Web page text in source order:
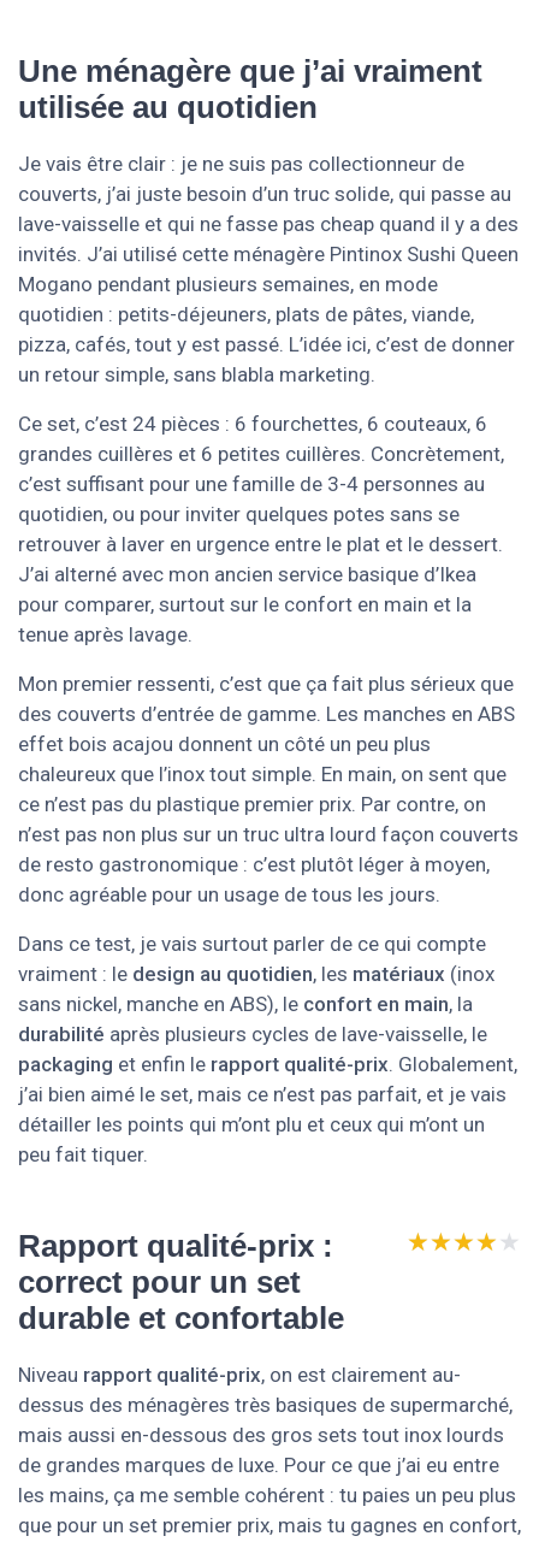
Une ménagère que j’ai vraiment
utilisée au quotidien
Je vais être clair : je ne suis pas collectionneur de
couverts, j’ai juste besoin d’un truc solide, qui passe au
lave-vaisselle et qui ne fasse pas cheap quand il y a des
invités. J’ai utilisé cette ménagère Pintinox Sushi Queen
Mogano pendant plusieurs semaines, en mode
quotidien : petits-déjeuners, plats de pâtes, viande,
pizza, cafés, tout y est passé. L’idée ici, c’est de donner
un retour simple, sans blabla marketing.
Ce set, c’est 24 pièces : 6 fourchettes, 6 couteaux, 6
grandes cuillères et 6 petites cuillères. Concrètement,
c’est suffisant pour une famille de 3-4 personnes au
quotidien, ou pour inviter quelques potes sans se
retrouver à laver en urgence entre le plat et le dessert.
J’ai alterné avec mon ancien service basique d’Ikea
pour comparer, surtout sur le confort en main et la
tenue après lavage.
Mon premier ressenti, c’est que ça fait plus sérieux que
des couverts d’entrée de gamme. Les manches en ABS
effet bois acajou donnent un côté un peu plus
chaleureux que l’inox tout simple. En main, on sent que
ce n’est pas du plastique premier prix. Par contre, on
n’est pas non plus sur un truc ultra lourd façon couverts
de resto gastronomique : c’est plutôt léger à moyen,
donc agréable pour un usage de tous les jours.
Dans ce test, je vais surtout parler de ce qui compte
vraiment : le design au quotidien, les matériaux (inox
sans nickel, manche en ABS), le confort en main, la
durabilité après plusieurs cycles de lave-vaisselle, le
packaging et enfin le rapport qualité-prix. Globalement,
j’ai bien aimé le set, mais ce n’est pas parfait, et je vais
détailler les points qui m’ont plu et ceux qui m’ont un
peu fait tiquer.
Rapport qualité-prix :
correct pour un set
durable et confortable
★★★★★
★★★★★
Niveau rapport qualité-prix, on est clairement au-
dessus des ménagères très basiques de supermarché,
mais aussi en-dessous des gros sets tout inox lourds
de grandes marques de luxe. Pour ce que j’ai eu entre
les mains, ça me semble cohérent : tu paies un peu plus
que pour un set premier prix, mais tu gagnes en confort,